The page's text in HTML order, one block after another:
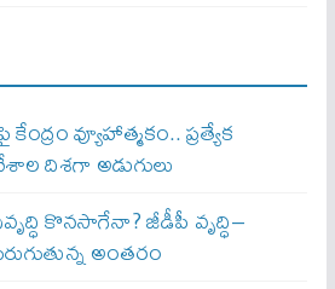
వ్యూహాత్మకం.. ప్రత్యేక
దిశగా అడుగులు
కొనసాగేనా? జీడీపీ వృద్ధి–
అంతరం